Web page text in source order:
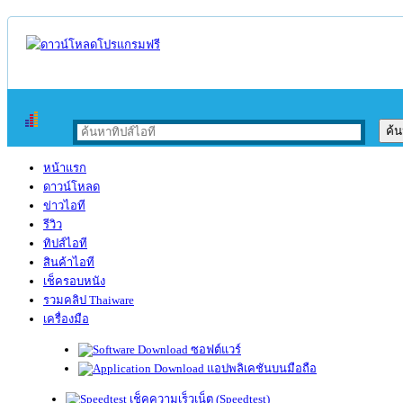
หน้าแรก
ดาวน์โหลด
ข่าวไอที
รีวิว
ทิปส์ไอที
สินค้าไอที
เช็ครอบหนัง
รวมคลิป Thaiware
เครื่องมือ
ซอฟต์แวร์
แอปพลิเคชันบนมือถือ
เช็คความเร็วเน็ต (Speedtest)